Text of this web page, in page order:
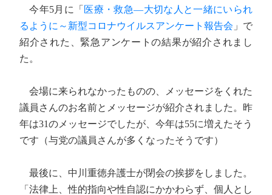
今年5月に「 医療・救急―大切な人と一緒にいられ
るように～新型コロナウイルスアンケート報告会 」で
紹介された、緊急アンケートの結果が紹介されまし
た。
会場に来られなかったものの、メッセージをくれた
議員さんのお名前とメッセージが紹介されました。昨
年は31のメッセージでしたが、今年は55に増えたそう
です（与党の議員さんが多くなったそうです）
最後に、中川重徳弁護士が閉会の挨拶をしました。
「法律上、性的指向や性自認にかかわらず、個人とし